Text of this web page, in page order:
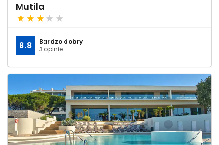
Mutila
Bardzo dobry
3 opinie
8.8